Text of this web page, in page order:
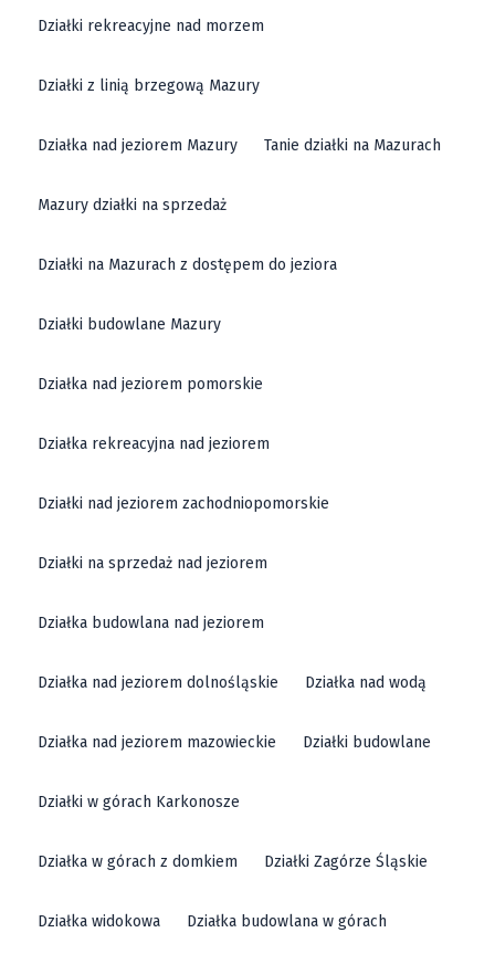
Działki rekreacyjne nad morzem
Działki z linią brzegową Mazury
Działka nad jeziorem Mazury Tanie działki na Mazurach
Mazury działki na sprzedaż
Działki na Mazurach z dostępem do jeziora
Działki budowlane Mazury
Działka nad jeziorem pomorskie
Działka rekreacyjna nad jeziorem
Działki nad jeziorem zachodniopomorskie
Działki na sprzedaż nad jeziorem
Działka budowlana nad jeziorem
Działka nad jeziorem dolnośląskie Działka nad wodą
Działka nad jeziorem mazowieckie Działki budowlane
Działki w górach Karkonosze
Działka w górach z domkiem Działki Zagórze Śląskie
Działka widokowa Działka budowlana w górach